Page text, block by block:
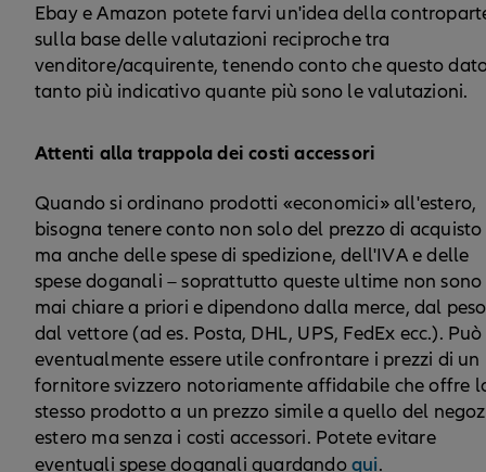
Ebay e Amazon potete farvi un'idea della
sulla base delle valutazioni reciproche tra
venditore/acquirente, tenendo conto che questo
tanto più indicativo quante più sono le valutazioni.
Attenti alla trappola dei costi accessori
Quando si ordinano prodotti «economici» all'estero,
bisogna tenere conto non solo del prezzo di acquisto
ma anche delle spese di spedizione, dell'IVA e delle
spese doganali – soprattutto queste ultime non sono
mai chiare a priori e dipendono dalla merce, dal
dal vettore (ad es. Posta, DHL, UPS, FedEx ecc.). Può
eventualmente essere utile confrontare i prezzi di un
fornitore svizzero notoriamente affidabile che offre
stesso prodotto a un prezzo simile a quello del
estero ma senza i costi accessori. Potete evitare
eventuali spese doganali guardandoqui.